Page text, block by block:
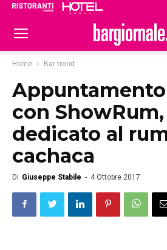
Home Bar trend
Appuntamento
con ShowRum,
dedicato al
cachaca
Di Giuseppe Stabile - 4 Ottobre 2017